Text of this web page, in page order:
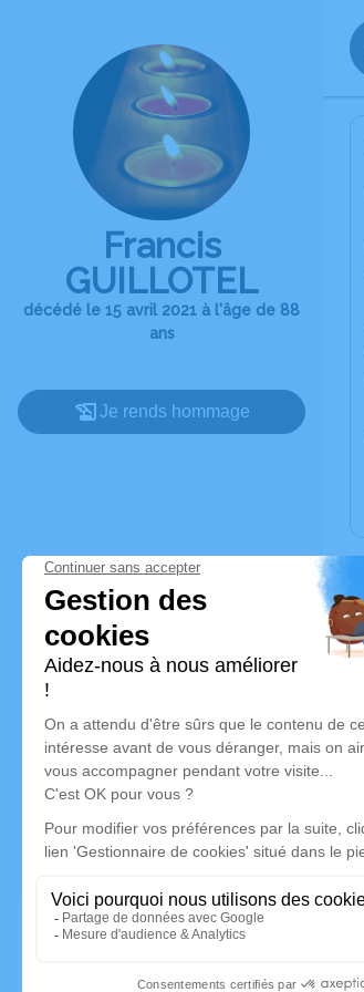
Francis
GUILLOTEL
décédé le 15 avril 2021 à l'âge de 88
ans
Je rends hommage